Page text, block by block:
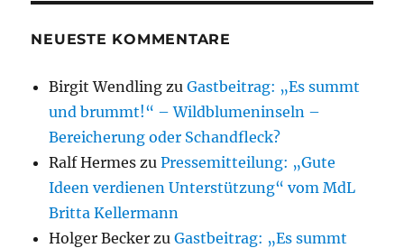
NEUESTE KOMMENTARE
Birgit Wendling zuGastbeitrag: „Es summt
und brummt!“ – Wildblumeninseln –
Bereicherung oder Schandfleck?
Ralf Hermes zuPressemitteilung: „Gute
Ideen verdienen Unterstützung“ vom MdL
Britta Kellermann
Holger Becker zuGastbeitrag: „Es summt